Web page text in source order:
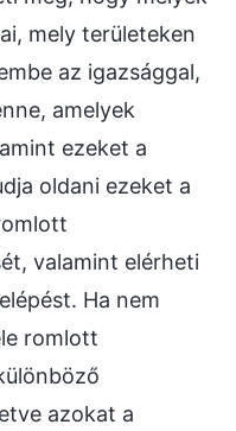
mely területeken
az igazsággal,
amelyek
ezeket a
oldani ezeket a
valamint elérheti
Ha nem
romlott
azokat a